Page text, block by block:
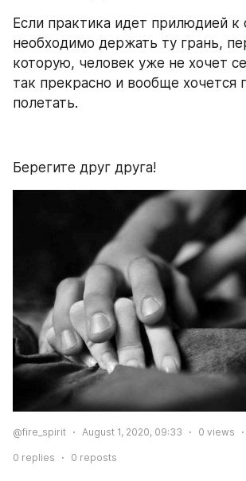
Если практика идет прилюдией к
необходимо держать ту грань,
которую, человек уже не хочет
так прекрасно и вообще хочется
полетать.
Берегите друг друга!
@fire_spirit August 1, 2020, 09:33 0 views
0 replies 0 reposts